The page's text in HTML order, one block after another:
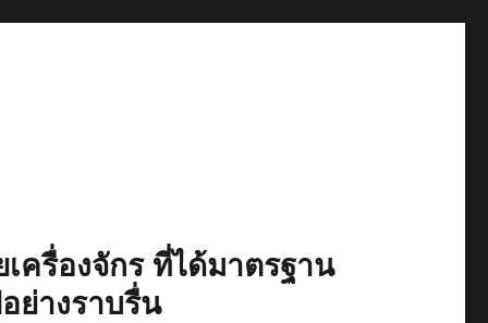
ครื่องจักร ที่ได้มาตรฐาน
ย่างราบรื่น